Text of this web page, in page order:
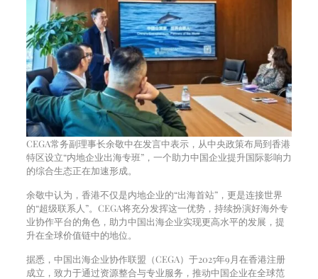
CEGA常务副理事长余敬中在发言中表示，从中央政策布局到香港
特区设立“内地企业出海专班”，一个助力中国企业提升国际影响力
的综合生态正在加速形成。
余敬中认为，香港不仅是内地企业的“出海首站”，更是连接世界
的“超级联系人”。CEGA将充分发挥这一优势，持续扮演好海外专
业协作平台的角色，助力中国出海企业实现更高水平的发展，提
升在全球价值链中的地位。
据悉，中国出海企业协作联盟（CEGA）于2025年9月在香港注册
成立，致力于通过资源整合与专业服务，推动中国企业在全球范